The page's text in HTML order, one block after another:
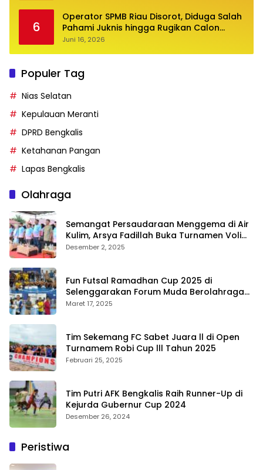
6
Operator SPMB Riau Disorot, Diduga Salah
Pahami Juknis hingga Rugikan Calon
Siswa
Juni 16, 2026
Populer Tag
Nias Selatan
Kepulauan Meranti
DPRD Bengkalis
Ketahanan Pangan
Lapas Bengkalis
Olahraga
Semangat Persaudaraan Menggema di Air
Kulim, Arsya Fadillah Buka Turnamen Voli
Bermasa Cup II
Desember 2, 2025
Fun Futsal Ramadhan Cup 2025 di
Selenggarakan Forum Muda Berolahraga
Bengkalis
Maret 17, 2025
Tim Sekemang FC Sabet Juara ll di Open
Turnamem Robi Cup lll Tahun 2025
Februari 25, 2025
Tim Putri AFK Bengkalis Raih Runner-Up di
Kejurda Gubernur Cup 2024
Desember 26, 2024
Peristiwa